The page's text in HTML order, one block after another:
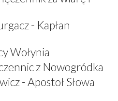
- Kapłan
Wołynia
z Nowogródka
- Apostoł Słowa